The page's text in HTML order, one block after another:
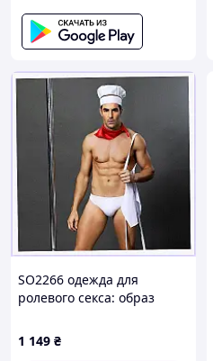
SO2266 одежда для
ролевого секса: образ
1 149 ₴